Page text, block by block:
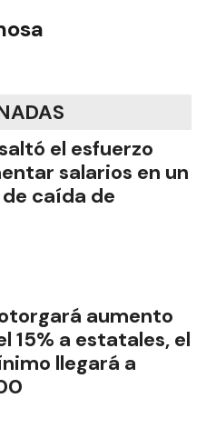
el esfuerzo
salarios en un
caída de
aumento
15% a estatales, el
llegará a